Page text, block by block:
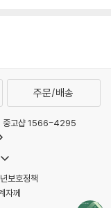
주문/배송
중고샵 1566-4295
보호정책
자께